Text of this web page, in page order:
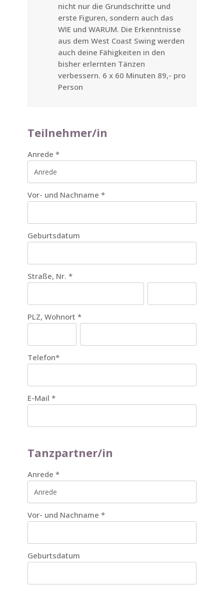
nicht nur die Grundschritte und
erste Figuren, sondern auch das
WIE und WARUM. Die Erkenntnisse
aus dem West Coast Swing werden
auch deine Fähigkeiten in den
bisher erlernten Tänzen
verbessern. 6 x 60 Minuten 89,- pro
Person
Teilnehmer/in
Anrede *
Vor- und Nachname *
Geburtsdatum
Straße, Nr. *
PLZ, Wohnort *
Telefon*
E-Mail *
Tanzpartner/in
Anrede *
Vor- und Nachname *
Geburtsdatum